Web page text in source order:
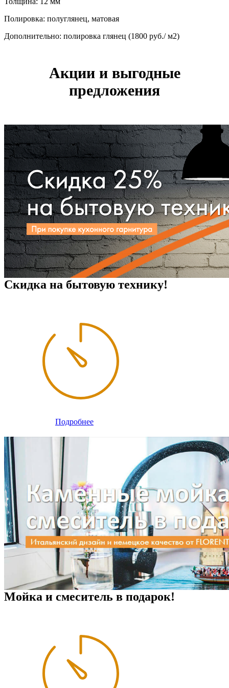
Полировка: полуглянец, матовая
Дополнительно: полировка глянец (1800 руб./ м2)
Акции и выгодные
предложения
Скидка на бытовую технику!
Подробнее
Мойка и смеситель в подарок!